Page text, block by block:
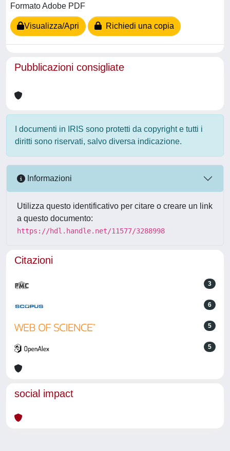
Formato Adobe PDF
Visualizza/Apri Richiedi una copia
Pubblicazioni consigliate
I documenti in IRIS sono protetti da copyright e tutti i
diritti sono riservati, salvo diversa indicazione.
Informazioni
Utilizza questo identificativo per citare o creare un link
a questo documento:
https://hdl.handle.net/11577/3288998
Citazioni
3
6
5
5
social impact